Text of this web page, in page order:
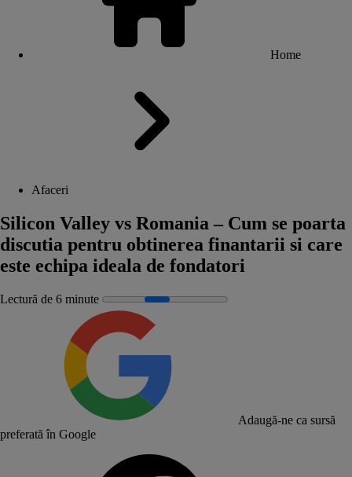
Home
Afaceri
Silicon Valley vs Romania – Cum se poarta
discutia pentru obtinerea finantarii si care
este echipa ideala de fondatori
Lectură de 6 minute
Adaugă-ne ca sursă
preferată în Google